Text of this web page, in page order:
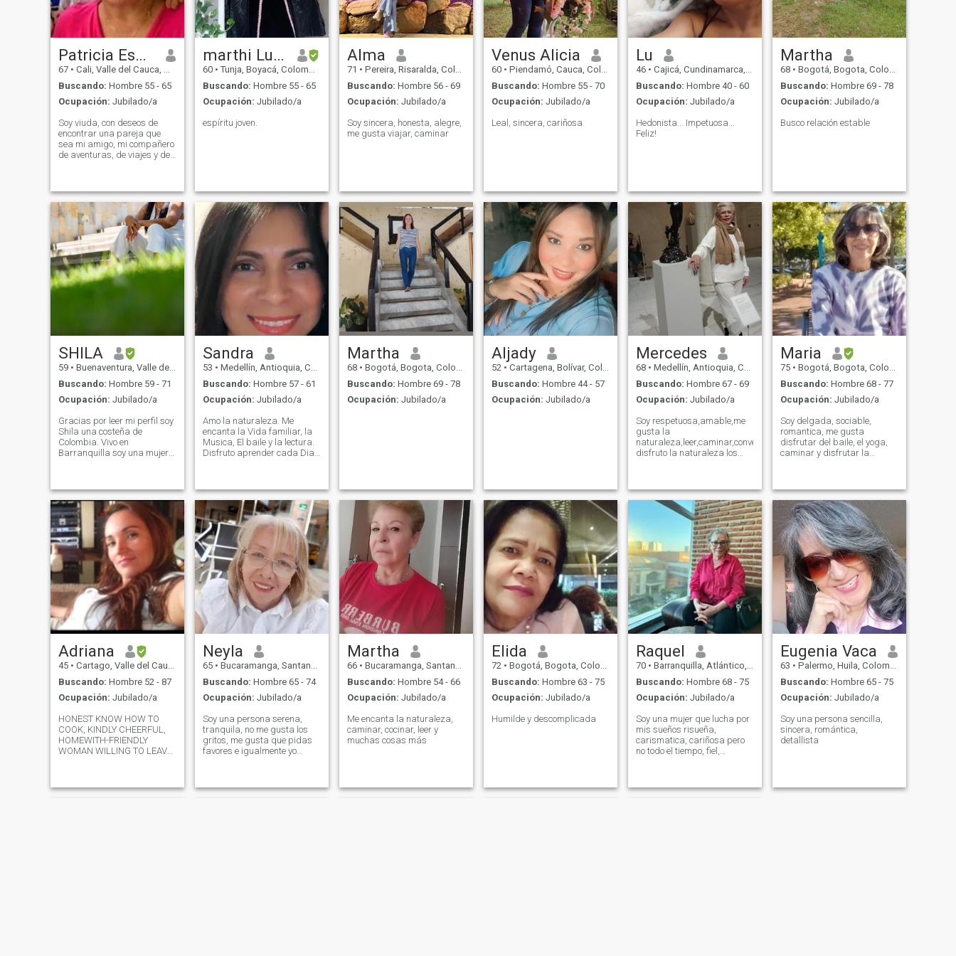
my profile.
Patricia Espinosa
67 • Cali, Valle del Cauca, Colombia
Buscando: Hombre 55 - 65
Ocupación: Jubilado/a
Soy viuda, con deseos de
encontrar una pareja que
sea mi amigo, mi compañero
de aventuras, de viajes y de
marthi Lucia
60 • Tunja, Boyacá, Colombia
Buscando: Hombre 55 - 65
Ocupación: Jubilado/a
espíritu joven.
Alma
71 • Pereira, Risaralda, Colombia
Buscando: Hombre 56 - 69
Ocupación: Jubilado/a
Soy sincera, honesta, alegre,
me gusta viajar, caminar
Venus Alicia
60 • Piendamó, Cauca, Colombia
Buscando: Hombre 55 - 70
Ocupación: Jubilado/a
Leal, sincera, cariñosa
Lu
46 • Cajicá, Cundinamarca, Colombia
Buscando: Hombre 40 - 60
Ocupación: Jubilado/a
Hedonista... Impetuosa...
Feliz!
Martha
68 • Bogotá, Bogota, Colombia
Buscando: Hombre 69 - 78
Ocupación: Jubilado/a
Busco relación estable
SHILA
59 • Buenaventura, Valle del Cauca, Colombia
Buscando: Hombre 59 - 71
Ocupación: Jubilado/a
Gracias por leer mi perfil soy
Shila una costeña de
Colombia. Vivo en
Barranquilla soy una mujer
en mi día a día soy alegre,
sonriente, extrovertida, de
buen carácter, leal, cariñosa,
conversadora y buena
amiga. Me gusta viajar, leer,
la pintura, ver series, cocinar,
hornear y hacer cup cakes,
las manualidades, las
artesanías, ir a la playa, el
mar y los niños. Me ejercito
caminando; soy nueva en
esta app y busco mi
compañero de aventuras y
estar juntos hasta la muerte;
un amor bonito y real.
Sandra
53 • Medellín, Antioquia, Colombia
Buscando: Hombre 57 - 61
Ocupación: Jubilado/a
Amo la naturaleza. Me
encanta la Vida familiar, la
Musica, El baile y la lectura.
Disfruto aprender cada Dia
Martha
68 • Bogotá, Bogota, Colombia
Buscando: Hombre 69 - 78
Ocupación: Jubilado/a
Aljady
52 • Cartagena, Bolívar, Colombia
Buscando: Hombre 44 - 57
Ocupación: Jubilado/a
Mercedes
68 • Medellín, Antioquia, Colombia
Buscando: Hombre 67 - 69
Ocupación: Jubilado/a
Soy respetuosa,amable,me
gusta la
naturaleza,leer,caminar,conversar,cocinar
disfruto la naturaleza los
mentiroso .
Maria
75 • Bogotá, Bogota, Colombia
Buscando: Hombre 68 - 77
Ocupación: Jubilado/a
Soy delgada, sociable,
romantica, me gusta
disfrutar del baile, el yoga,
caminar y disfrutar la
Adriana
45 • Cartago, Valle del Cauca, Colombia
Buscando: Hombre 52 - 87
Ocupación: Jubilado/a
HONEST KNOW HOW TO
COOK, KINDLY CHEERFUL,
HOMEWITH-FRIENDLY
WOMAN WILLING TO LEAVE
IF I EVER GO TO ANOTHER
Neyla
65 • Bucaramanga, Santander, Colombia
Buscando: Hombre 65 - 74
Ocupación: Jubilado/a
Soy una persona serena,
tranquila, no me gusta los
gritos, me gusta que pidas
favores e igualmente yo
etc.
Martha
66 • Bucaramanga, Santander, Colombia
Buscando: Hombre 54 - 66
Ocupación: Jubilado/a
Me encanta la naturaleza,
caminar, cocinar, leer y
muchas cosas más
Elida
72 • Bogotá, Bogota, Colombia
Buscando: Hombre 63 - 75
Ocupación: Jubilado/a
Humilde y descomplicada
Raquel
70 • Barranquilla, Atlántico, Colombia
Buscando: Hombre 68 - 75
Ocupación: Jubilado/a
Soy una mujer que lucha por
mis sueños risueña,
carismatica, cariñosa pero
no todo el tiempo, fiel,
me conocen y con mucho
Eugenia Vaca
63 • Palermo, Huila, Colombia
Buscando: Hombre 65 - 75
Ocupación: Jubilado/a
Soy una persona sencilla,
sincera, romántica,
detallista